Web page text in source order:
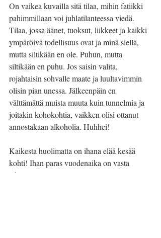
On vaikea kuvailla sitä tilaa, mihin fatiikki
pahimmillaan voi juhlatilanteessa viedä.
Tilaa, jossa äänet, tuoksut, liikkeet ja kaikki
ympäröivä todellisuus ovat ja minä siellä,
mutta siltikään en ole. Puhun, mutta
siltikään en puhu. Jos saisin valita,
rojahtaisin sohvalle maate ja luultavimmin
olisin pian unessa. Jälkeenpäin en
välttämättä muista muuta kuin tunnelmia ja
joitakin kohokohtia, vaikken olisi ottanut
annostakaan alkoholia. Huhhei!
Kaikesta huolimatta on ihana elää kesää
kohti! Ihan paras vuodenaika on vasta
edessä!